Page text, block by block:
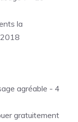
la
agréable - 4
gratuitement